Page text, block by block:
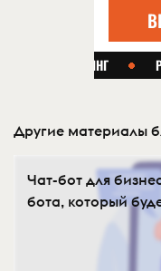
Другие материалы
Чат-бот для
бота, который